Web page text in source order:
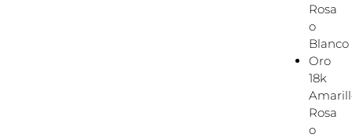
Rosa
o
Blanco
Oro
18k
Rosa
o